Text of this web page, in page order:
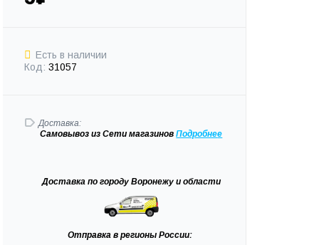
Есть в наличии
Код: 31057
Доставка:
Самовывозиз Сети магазиновПодробнее
Доставкапо городу Воронежу и области
Отправка в регионы России: